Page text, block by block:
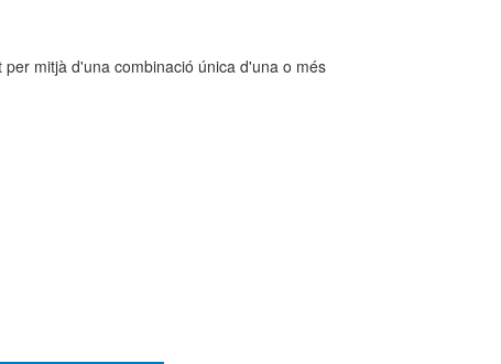
mitjà d'una combinació única d'una o més